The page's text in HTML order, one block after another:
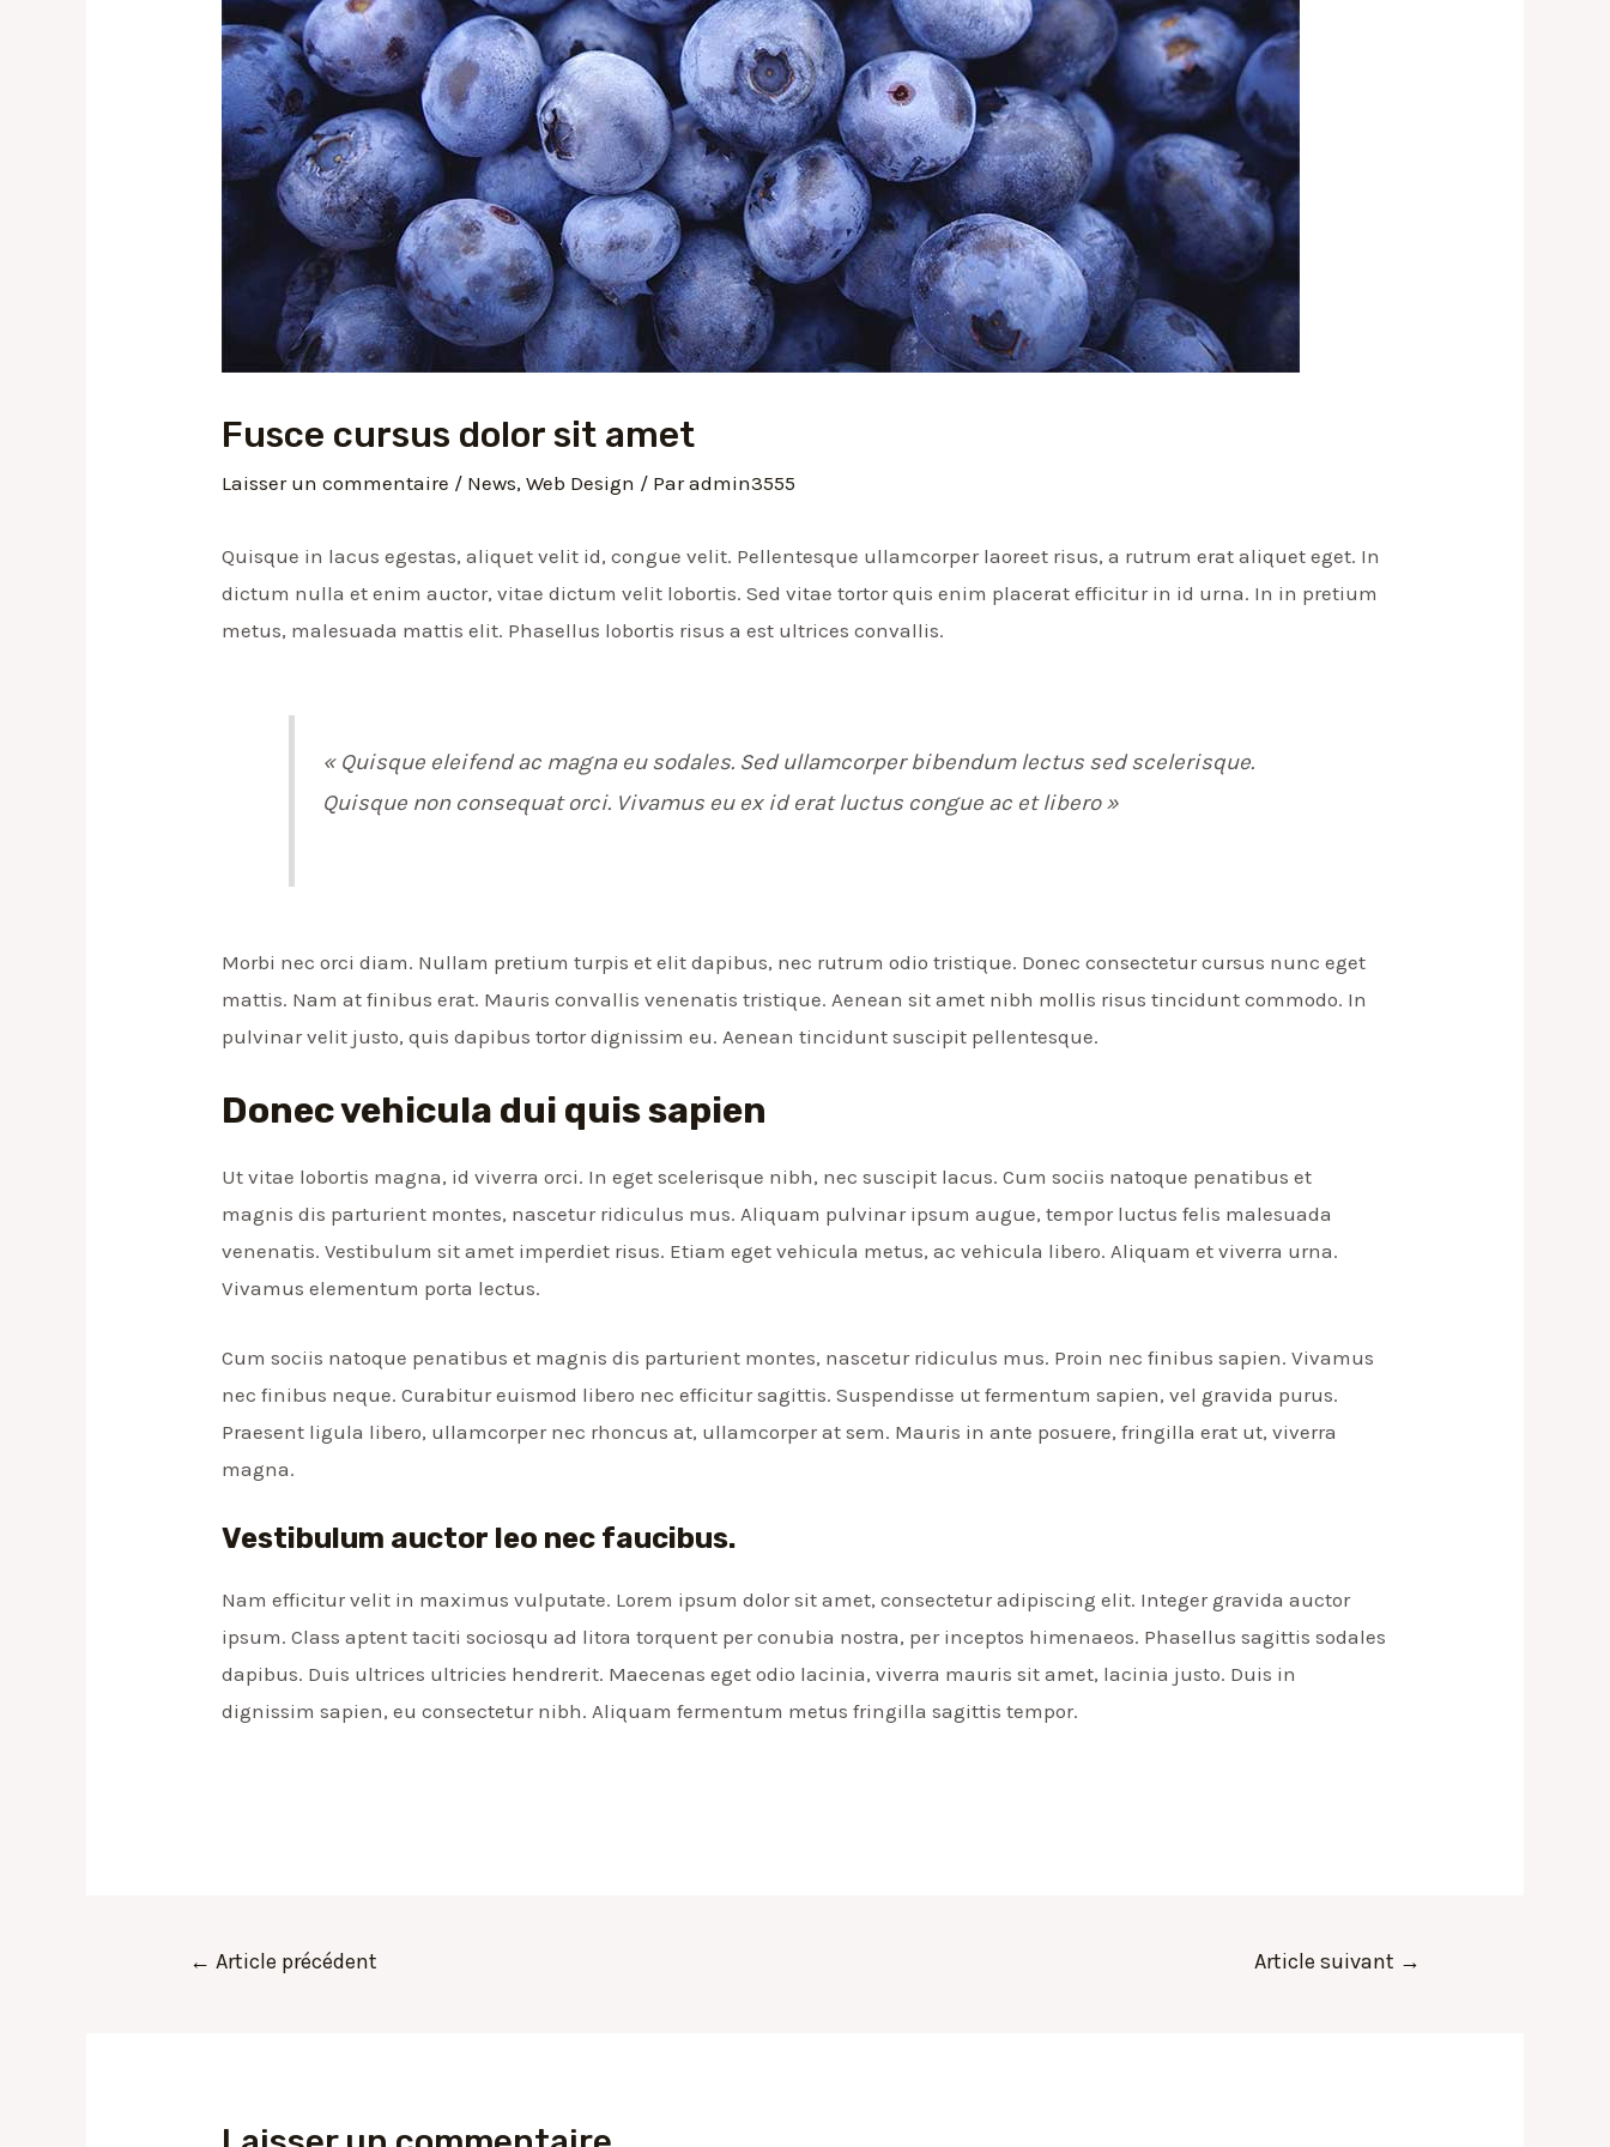
Fusce cursus dolor sit amet
Laisser un commentaire / News,Web Design / Paradmin3555
Quisque in lacus egestas, aliquet velit id, congue velit. Pellentesque ullamcorper laoreet risus, a rutrum erat aliquet eget. In
dictum nulla et enim auctor, vitae dictum velit lobortis. Sed vitae tortor quis enim placerat efficitur in id urna. In in pretium
metus, malesuada mattis elit. Phasellus lobortis risus a est ultrices convallis.
« Quisque eleifend ac magna eu sodales. Sed ullamcorper bibendum lectus sed scelerisque.
Quisque non consequat orci. Vivamus eu ex id erat luctus congue ac et libero »
Morbi nec orci diam. Nullam pretium turpis et elit dapibus, nec rutrum odio tristique. Donec consectetur cursus nunc eget
mattis. Nam at finibus erat. Mauris convallis venenatis tristique. Aenean sit amet nibh mollis risus tincidunt commodo. In
pulvinar velit justo, quis dapibus tortor dignissim eu. Aenean tincidunt suscipit pellentesque.
Donec vehicula dui quis sapien
Ut vitae lobortis magna, id viverra orci. In eget scelerisque nibh, nec suscipit lacus. Cum sociis natoque penatibus et
magnis dis parturient montes, nascetur ridiculus mus. Aliquam pulvinar ipsum augue, tempor luctus felis malesuada
venenatis. Vestibulum sit amet imperdiet risus. Etiam eget vehicula metus, ac vehicula libero. Aliquam et viverra urna.
Vivamus elementum porta lectus.
Cum sociis natoque penatibus et magnis dis parturient montes, nascetur ridiculus mus. Proin nec finibus sapien. Vivamus
nec finibus neque. Curabitur euismod libero nec efficitur sagittis. Suspendisse ut fermentum sapien, vel gravida purus.
Praesent ligula libero, ullamcorper nec rhoncus at, ullamcorper at sem. Mauris in ante posuere, fringilla erat ut, viverra
magna.
Vestibulum auctor leo nec faucibus.
Nam efficitur velit in maximus vulputate. Lorem ipsum dolor sit amet, consectetur adipiscing elit. Integer gravida auctor
ipsum. Class aptent taciti sociosqu ad litora torquent per conubia nostra, per inceptos himenaeos. Phasellus sagittis sodales
dapibus. Duis ultrices ultricies hendrerit. Maecenas eget odio lacinia, viverra mauris sit amet, lacinia justo. Duis in
dignissim sapien, eu consectetur nibh. Aliquam fermentum metus fringilla sagittis tempor.
Navigation
← Article précédent Article suivant →